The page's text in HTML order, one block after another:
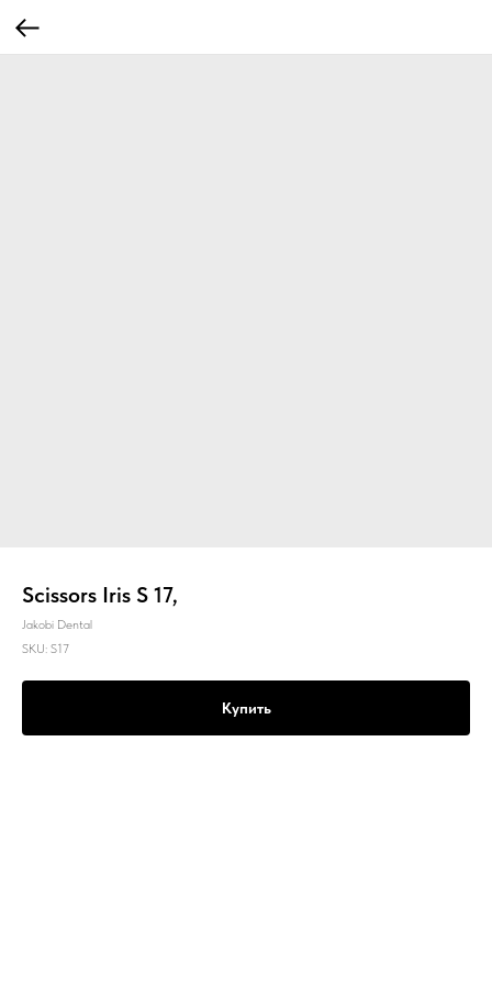
Scissors Iris S 17,
Jakobi Dental
SKU: S17
Купить